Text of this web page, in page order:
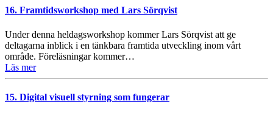
16. Framtidsworkshop med Lars Sörqvist
Under denna heldagsworkshop kommer Lars Sörqvist att ge
deltagarna inblick i en tänkbara framtida utveckling inom vårt
område. Föreläsningar kommer…
Läs mer
15. Digital visuell styrning som fungerar